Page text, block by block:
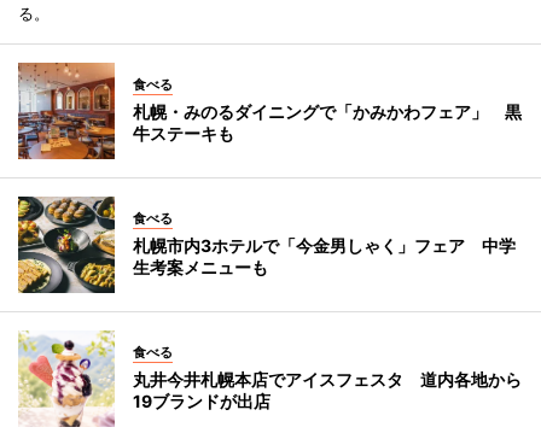
る。
食べる
札幌・みのるダイニングで「かみかわフェア」 黒
牛ステーキも
食べる
札幌市内3ホテルで「今金男しゃく」フェア 中学
生考案メニューも
食べる
丸井今井札幌本店でアイスフェスタ 道内各地から
19ブランドが出店